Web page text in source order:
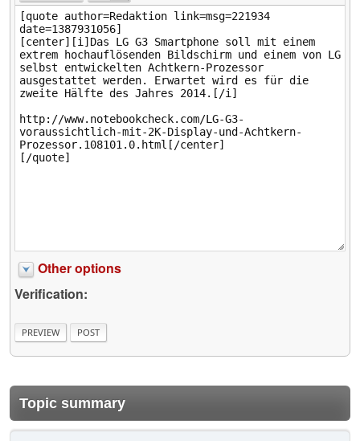
Other options
Verification:
Topic summary